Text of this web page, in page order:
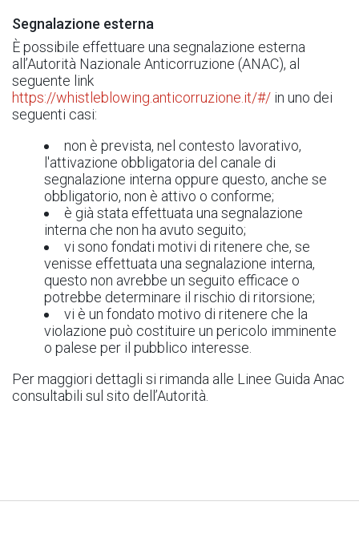
Segnalazione esterna
È possibile effettuare una segnalazione esterna
all’Autorità Nazionale Anticorruzione (ANAC), al
seguente link
https://whistleblowing.anticorruzione.it/#/ in uno dei
seguenti casi:
non è prevista, nel contesto lavorativo,
l'attivazione obbligatoria del canale di
segnalazione interna oppure questo, anche se
obbligatorio, non è attivo o conforme;
è già stata effettuata una segnalazione
interna che non ha avuto seguito;
vi sono fondati motivi di ritenere che, se
venisse effettuata una segnalazione interna,
questo non avrebbe un seguito efficace o
potrebbe determinare il rischio di ritorsione;
vi è un fondato motivo di ritenere che la
violazione può costituire un pericolo imminente
o palese per il pubblico interesse.
Per maggiori dettagli si rimanda alle Linee Guida Anac
consultabili sul sito dell’Autorità.